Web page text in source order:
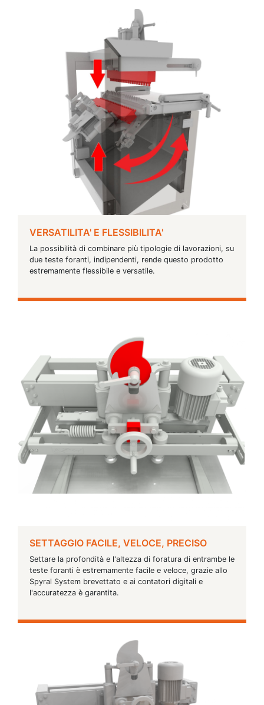
VERSATILITA' E FLESSIBILITA'
La possibilità di combinare più tipologie di lavorazioni, su
due teste foranti, indipendenti, rende questo prodotto
estremamente flessibile e versatile.
SETTAGGIO FACILE, VELOCE, PRECISO
Settare la profondità e l'altezza di foratura di entrambe le
teste foranti è estremamente facile e veloce, grazie allo
Spyral System brevettato e ai contatori digitali e
l'accuratezza è garantita.